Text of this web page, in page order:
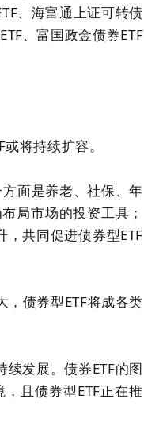
、 海富通上证可转债
、富国政金债券ETF
将持续扩容。
面是养老、社保、年
局市场的投资工具；
，共同促进债券型ETF
债券型ETF将成各类
发展。债券ETF的图
且债券型ETF正在推